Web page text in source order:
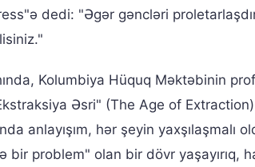
dedi: "Əgər gəncləri
Kolumbiya Hüquq Məktəbinin
Əsri" (The Age of Extraction)
anlayışım, hər şeyin yaxşılaşmalı
problem" olan bir dövr yaşayırıq,